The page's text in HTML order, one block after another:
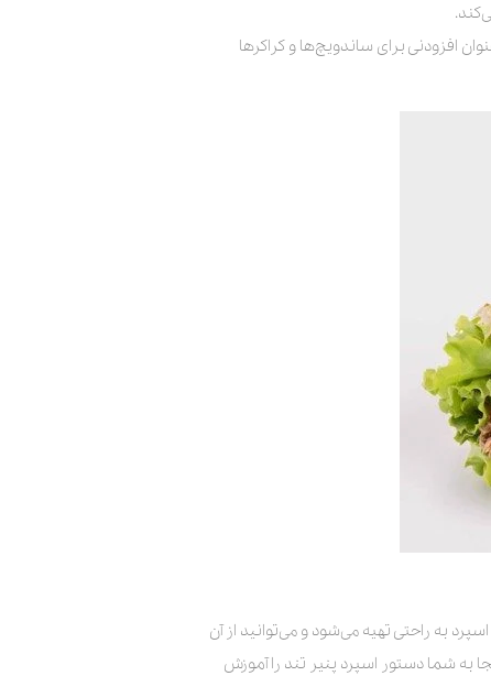
افزودنی برای ساندویچ‌ها و کراکرها
به راحتی تهیه می‌شود و می‌توانید از آن
به شما دستور اسپرد پنیر تند را آموزش